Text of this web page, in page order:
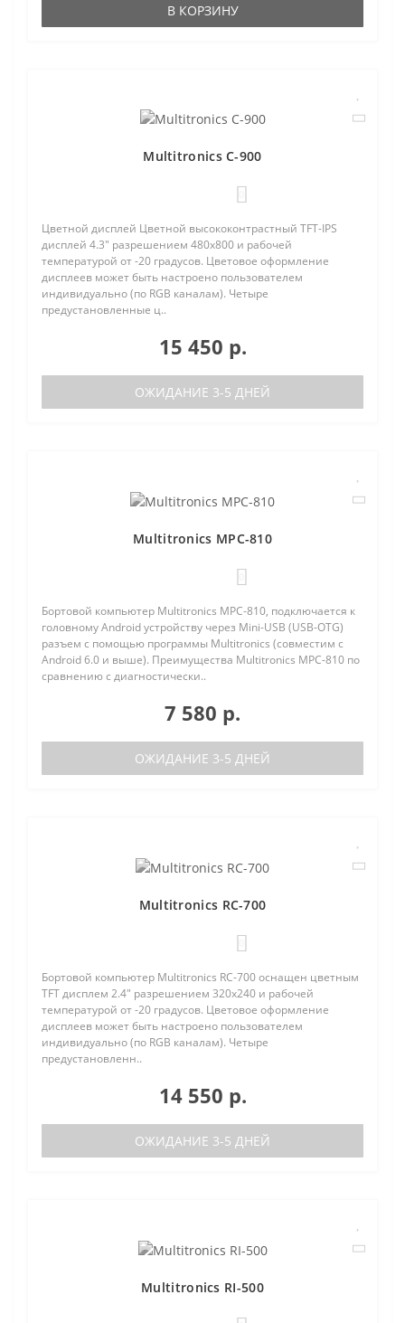
В КОРЗИНУ
Multitronics C-900
Цветной дисплей Цветной высококонтрастный TFT-IPS
дисплей 4.3" разрешением 480х800 и рабочей
температурой от -20 градусов. Цветовое оформление
дисплеев может быть настроено пользователем
индивидуально (по RGB каналам). Четыре
предустановленные ц..
15 450 р.
ОЖИДАНИЕ 3-5 ДНЕЙ
Multitronics MPC-810
Бортовой компьютер Multitronics MPC-810, подключается к
головному Android устройству через Mini-USB (USB-OTG)
разъем с помощью программы Multitronics (совместим с
Android 6.0 и выше). Преимущества Multitronics MPC-810 по
сравнению с диагностически..
7 580 р.
ОЖИДАНИЕ 3-5 ДНЕЙ
Multitronics RC-700
Бортовой компьютер Multitronics RC-700 оснащен цветным
TFT дисплем 2.4" разрешением 320х240 и рабочей
температурой от -20 градусов. Цветовое оформление
дисплеев может быть настроено пользователем
индивидуально (по RGB каналам). Четыре
предустановленн..
14 550 р.
ОЖИДАНИЕ 3-5 ДНЕЙ
Multitronics RI-500